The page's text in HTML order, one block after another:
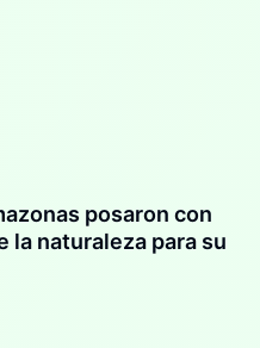
posaron con
la naturaleza para su